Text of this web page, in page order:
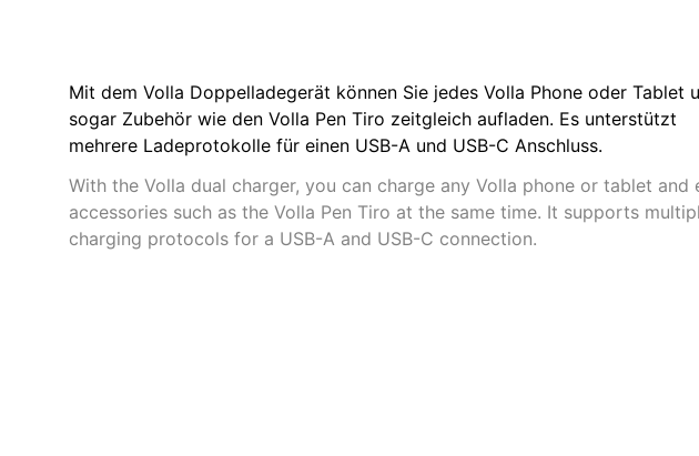
Mit dem Volla Doppelladegerät können Sie jedes Volla Phone oder Tablet
sogar Zubehör wie den Volla Pen Tiro zeitgleich aufladen. Es unterstützt
mehrere Ladeprotokolle für einen USB-A und USB-C Anschluss.
With the Volla dual charger, you can charge any Volla phone or tablet and
accessories such as the Volla Pen Tiro at the same time. It supports
charging protocols for a USB-A and USB-C connection.